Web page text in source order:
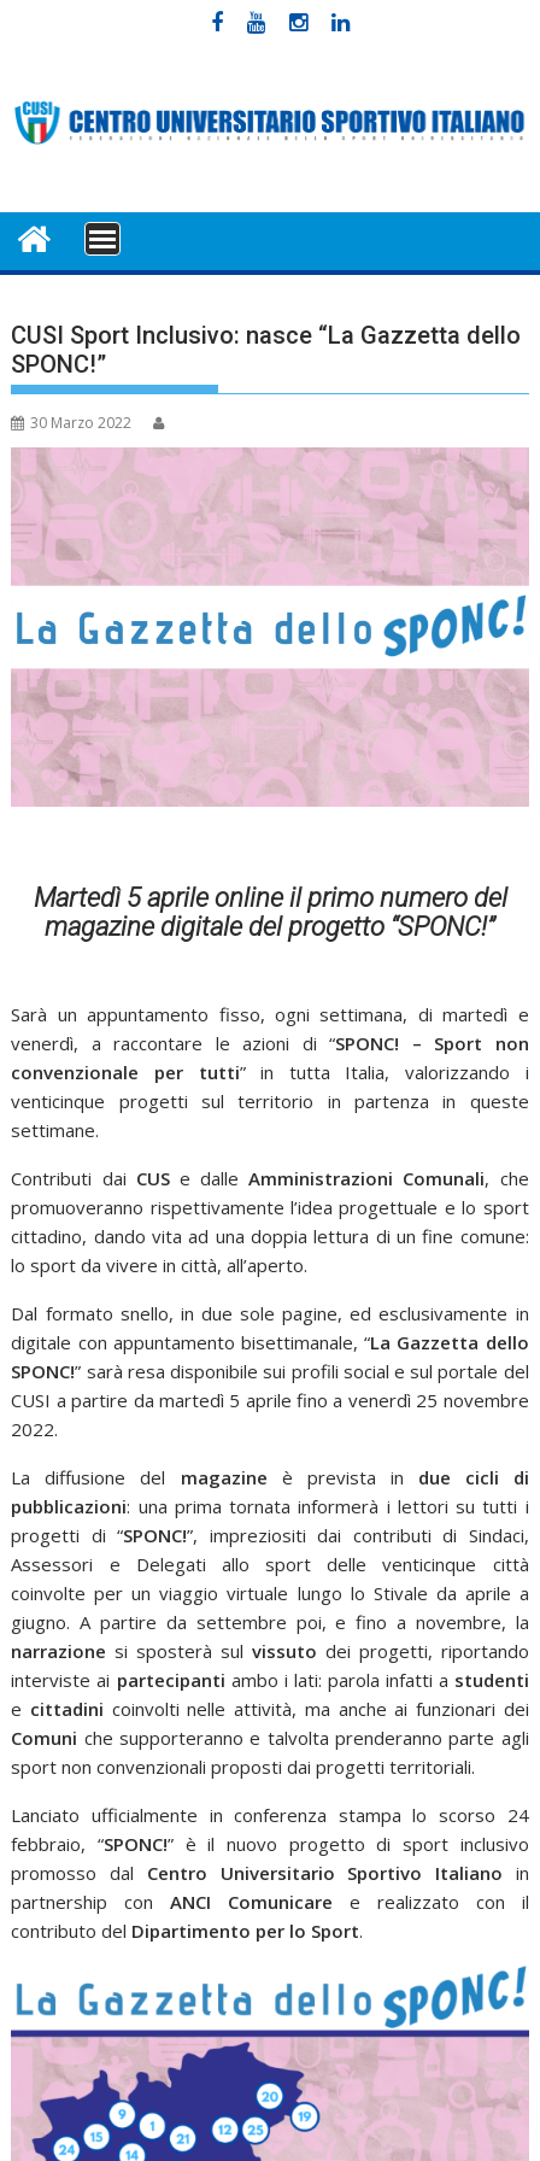
MENU
CUSI Sport Inclusivo: nasce “La Gazzetta dello
SPONC!”
30 Marzo 2022
Martedì 5 aprile online il primo numero del
magazine digitale del progetto “SPONC!”
Sarà un appuntamento fisso, ogni settimana, di martedì e
venerdì, a raccontare le azioni di “SPONC! – Sport non
convenzionale per tutti” in tutta Italia, valorizzando i
venticinque progetti sul territorio in partenza in queste
settimane.
Contributi dai CUSe dalleAmministrazioni Comunali, che
promuoveranno rispettivamente l’idea progettuale e lo sport
cittadino, dando vita ad una doppia lettura di un fine comune:
lo sport da vivere in città, all’aperto.
Dal formato snello, in due sole pagine, ed esclusivamente in
digitale con appuntamento bisettimanale, “La Gazzetta dello
SPONC!” sarà resa disponibile sui profili social e sul portale del
CUSI a partire da martedì 5 aprile fino a venerdì 25 novembre
2022.
La diffusione del magazine è prevista in due cicli di
pubblicazioni: una prima tornata informerà i lettori su tutti i
progetti di “SPONC!”, impreziositi dai contributi di Sindaci,
Assessori e Delegati allo sport delle venticinque città
coinvolte per un viaggio virtuale lungo lo Stivale da aprile a
giugno. A partire da settembre poi, e fino a novembre, la
narrazione si sposterà sul vissuto dei progetti, riportando
interviste ai partecipanti ambo i lati: parola infatti a studenti
e cittadini coinvolti nelle attività, ma anche ai funzionari dei
Comuni che supporteranno e talvolta prenderanno parte agli
sport non convenzionali proposti dai progetti territoriali.
Lanciato ufficialmente in conferenza stampa lo scorso 24
febbraio, “SPONC!” è il nuovo progetto di sport inclusivo
promosso dal Centro Universitario Sportivo Italiano in
partnership conANCI Comunicare e realizzato con il
contributo del Dipartimento per lo Sport.